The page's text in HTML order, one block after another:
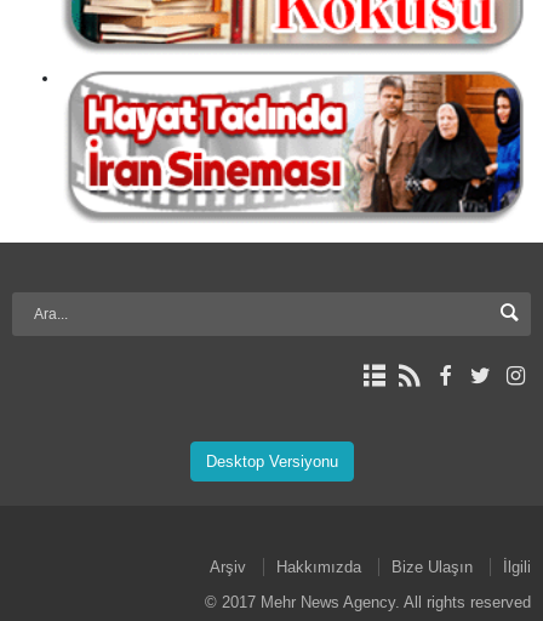
Desktop Versiyonu
Arşiv Hakkımızda Bize Ulaşın
İlgili
© 2017 Mehr News Agency. All rights reserved